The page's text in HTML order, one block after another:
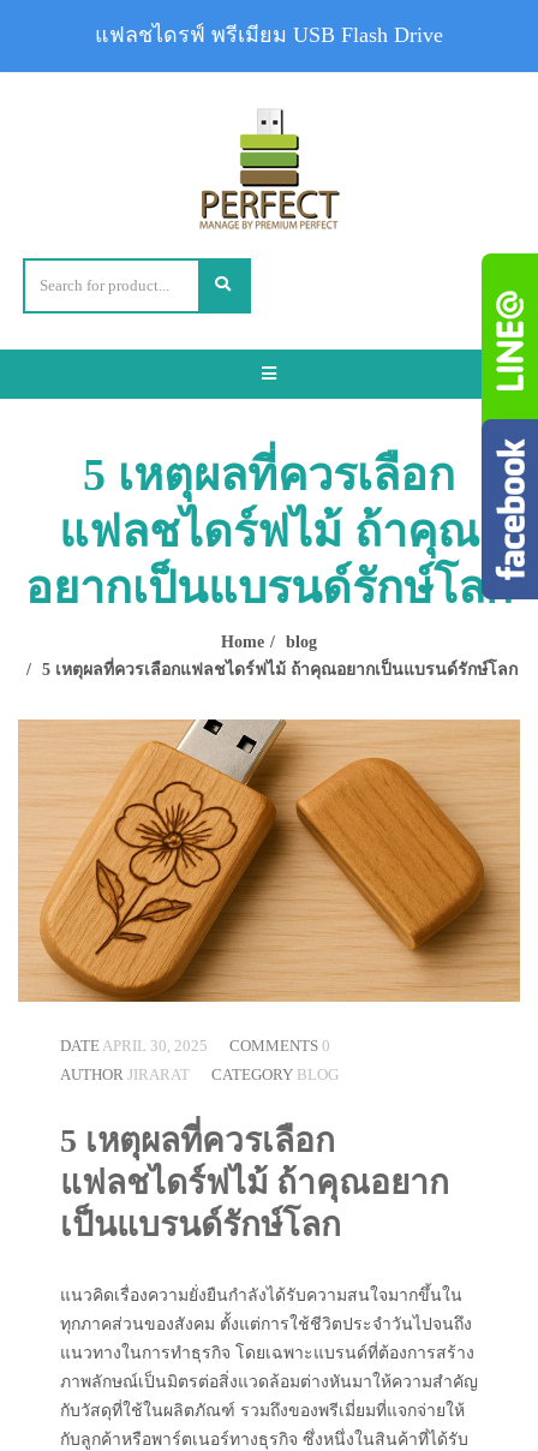
Toggle
5 เหตุผลที่ควรเลือก
แฟลชไดร์ฟไม้ ถ้าคุณ
อยากเป็นแบรนด์รักษ์โลก
Home
blog
5 เหตุผลที่ควรเลือกแฟลชไดร์ฟไม้ ถ้าคุณอยากเป็นแบรนด์รักษ์โลก
DATEAPRIL 30, 2025 COMMENTS 0
AUTHOR JIRARAT CATEGORY BLOG
5 เหตุผลที่ควรเลือก
แฟลชไดร์ฟไม้ ถ้าคุณอยาก
เป็นแบรนด์รักษ์โลก
แนวคิดเรื่องความยั่งยืนกำลังได้รับความสนใจมากขึ้นใน
ทุกภาคส่วนของสังคม ตั้งแต่การใช้ชีวิตประจำวันไปจนถึง
แนวทางในการทำธุรกิจ โดยเฉพาะแบรนด์ที่ต้องการสร้าง
ภาพลักษณ์เป็นมิตรต่อสิ่งแวดล้อมต่างหันมาให้ความสำคัญ
กับวัสดุที่ใช้ในผลิตภัณฑ์ รวมถึงของพรีเมี่ยมที่แจกจ่ายให้
กับลูกค้าหรือพาร์ตเนอร์ทางธุรกิจ ซึ่งหนึ่งในสินค้าที่ได้รับ
แฟลชไดรฟ์ พรีเมียม USB Flash Drive